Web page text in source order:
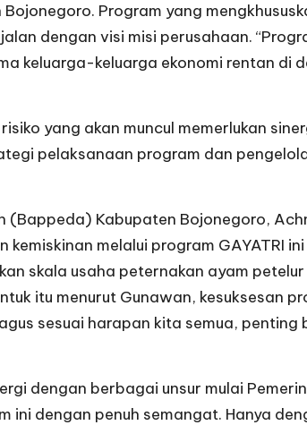
Program yang
dengan visi misi perusahaan.
keluarga-keluarga ekonomi rentan di
yang akan muncul memerlukan
pelaksanaan program dan
Kabupaten Bojonegoro,
melalui program GAYATRI
skala usaha peternakan ayam
itu menurut Gunawan, kesuksesan
sesuai harapan kita semua, penting
dengan berbagai unsur mulai
ini dengan penuh semangat. Hanya